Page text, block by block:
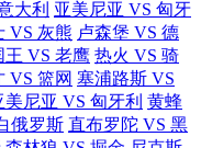
大利 亚美尼亚 VS 匈牙
VS 灰熊 卢森堡 VS 德
王 VS 老鹰 热火 VS 骑
VS 篮网 塞浦路斯 VS
美尼亚 VS 匈牙利 黄蜂
俄罗斯 直布罗陀 VS 黑